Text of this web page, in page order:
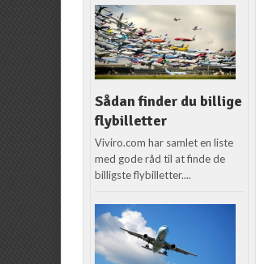
Sådan finder du billige
flybilletter
Viviro.com har samlet en liste
med gode råd til at finde de
billigste flybilletter....